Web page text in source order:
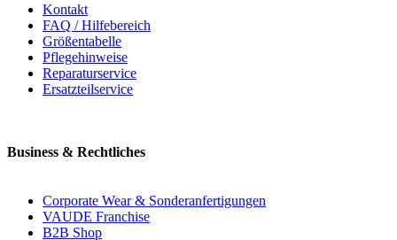
Kontakt
FAQ / Hilfebereich
Größentabelle
Pflegehinweise
Reparaturservice
Ersatzteilservice
Business & Rechtliches
Corporate Wear & Sonderanfertigungen
VAUDE Franchise
B2B Shop